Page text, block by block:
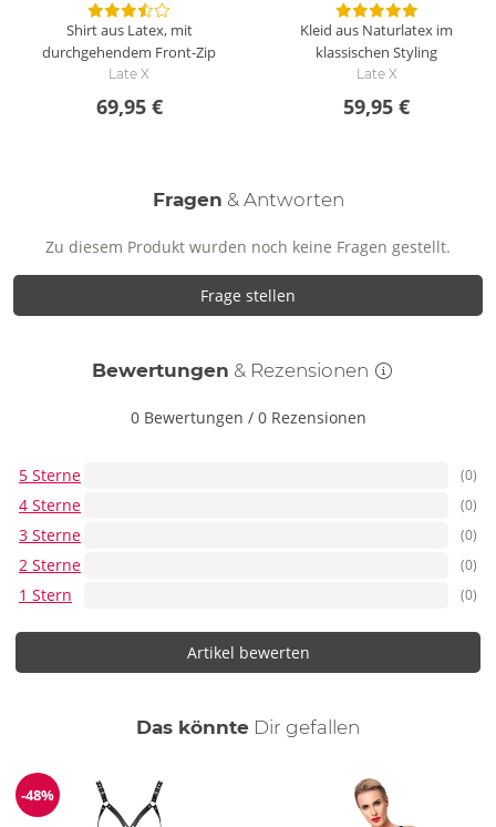
Shirt aus Latex, mit
durchgehendem Front-Zip
Late X
69,95 €
Kleid aus Naturlatex im
klassischen Styling
Late X
59,95 €
Fragen & Antworten
Zu diesem Produkt wurden noch keine Fragen gestellt.
Frage stellen
Bewertungen & Rezensionen
0 Bewertungen / 0 Rezensionen
5 Sterne (0)
4 Sterne (0)
3 Sterne (0)
2 Sterne (0)
1 Stern (0)
Artikel bewerten
Das könnte Dir auch
gefallen
Reduzierung
-48%